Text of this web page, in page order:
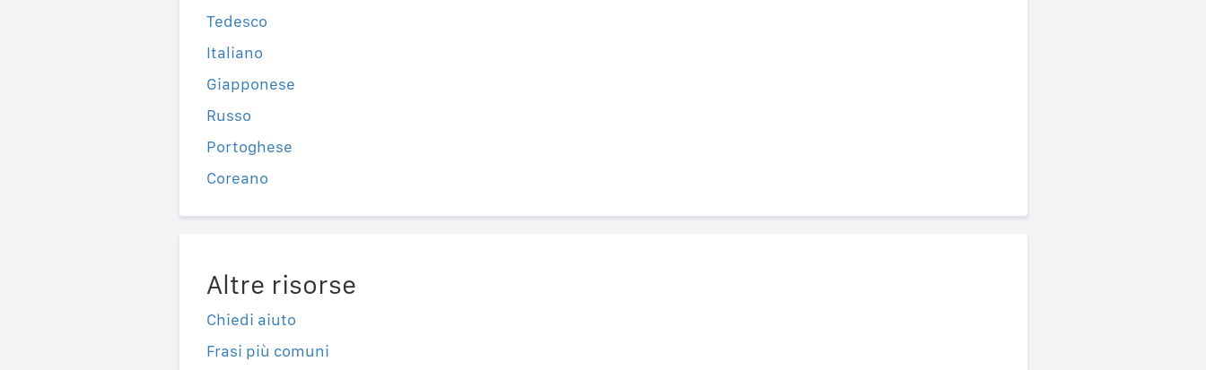
Tedesco
Italiano
Giapponese
Russo
Portoghese
Coreano
Altre risorse
Chiedi aiuto
Frasi più comuni